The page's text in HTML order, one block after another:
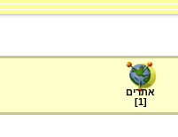
אתרים
[
1
]